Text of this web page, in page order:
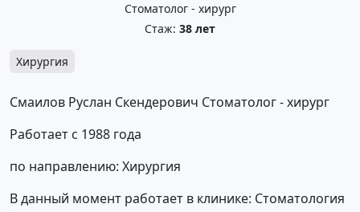
Стоматолог - хирург
Стаж: 38 лет
Хирургия
Смаилов Руслан Скендерович Стоматолог - хирург
Работает с 1988 года
по направлению: Хирургия
В данный момент работает в клинике: Стоматология